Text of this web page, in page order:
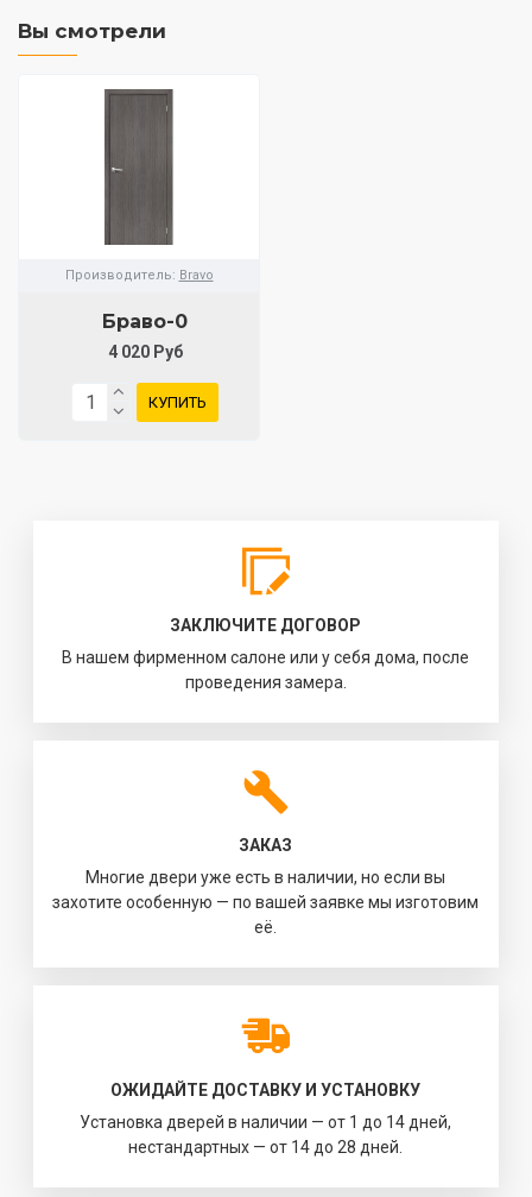
Вы смотрели
Производитель: Bravo
Браво-0
4 020 Руб
КУПИТЬ
ЗАКЛЮЧИТЕ ДОГОВОР
В нашем фирменном салоне или у себя дома, после
проведения замера.
ЗАКАЗ
Многие двери уже есть в наличии, но если вы
захотите особенную — по вашей заявке мы изготовим
её.
ОЖИДАЙТЕ ДОСТАВКУ И УСТАНОВКУ
Установка дверей в наличии — от 1 до 14 дней,
нестандартных — от 14 до 28 дней.